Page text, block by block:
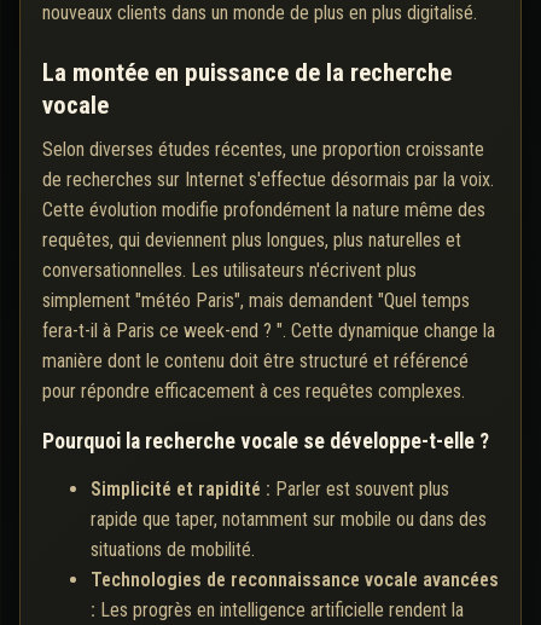
nouveaux clients dans un monde de plus en plus digitalisé.
La montée en puissance de la recherche
vocale
Selon diverses études récentes, une proportion croissante
de recherches sur Internet s'effectue désormais par la voix.
Cette évolution modifie profondément la nature même des
requêtes, qui deviennent plus longues, plus naturelles et
conversationnelles. Les utilisateurs n'écrivent plus
simplement "météo Paris", mais demandent "Quel temps
fera-t-il à Paris ce week-end ? ". Cette dynamique change la
manière dont le contenu doit être structuré et référencé
pour répondre efficacement à ces requêtes complexes.
Pourquoi la recherche vocale se développe-t-elle ?
Simplicité et rapidité : Parler est souvent plus
rapide que taper, notamment sur mobile ou dans des
situations de mobilité.
Technologies de reconnaissance vocale avancées
: Les progrès en intelligence artificielle rendent la